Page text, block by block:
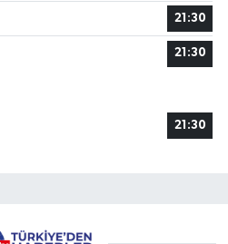
21:30
21:30
21:30